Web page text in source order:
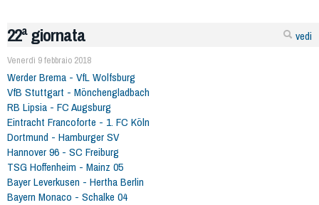
vedi
22ª giornata
Venerdì 9 febbraio 2018
Werder Brema - VfL Wolfsburg
VfB Stuttgart - Mönchengladbach
RB Lipsia - FC Augsburg
Eintracht Francoforte - 1. FC Köln
Dortmund - Hamburger SV
Hannover 96 - SC Freiburg
TSG Hoffenheim - Mainz 05
Bayer Leverkusen - Hertha Berlin
Bayern Monaco - Schalke 04